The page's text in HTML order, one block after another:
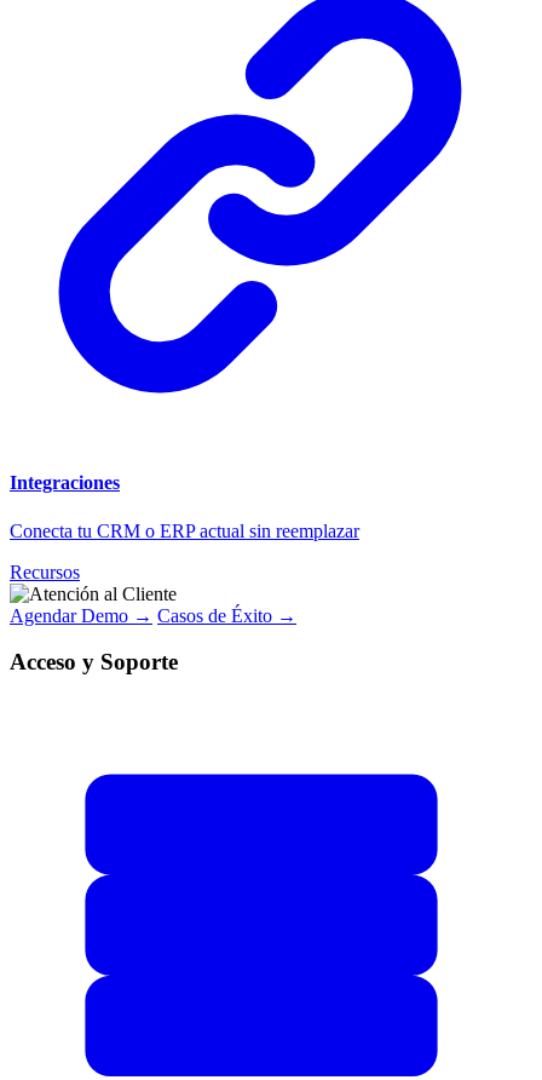
Integraciones
Conecta tu CRM o ERP actual sin reemplazar
Recursos
Agendar Demo → Casos de Éxito →
Acceso y Soporte